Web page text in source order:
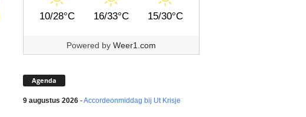
10/28°C 16/33°C 15/30°C
Powered by Weer1.com
Agenda
9 augustus 2026-Accordeonmiddag bij Ut Krisje